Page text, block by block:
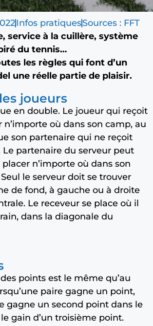
Infos pratiquesSources : FFT
service à la cuillère, système
du tennis…
les règles qui font d’un
une réelle partie de plaisir.
joueurs
en double. Le joueur qui reçoit
n’importe où dans son camp, au
son partenaire qui ne reçoit
Le partenaire du serveur peut
n’importe où dans son
le serveur doit se trouver
de fond, à gauche ou à droite
Le receveur se place où il
dans la diagonale du
points est le même qu’au
paire gagne un point,
gagne un second point dans le
le gain d’un troisième point.